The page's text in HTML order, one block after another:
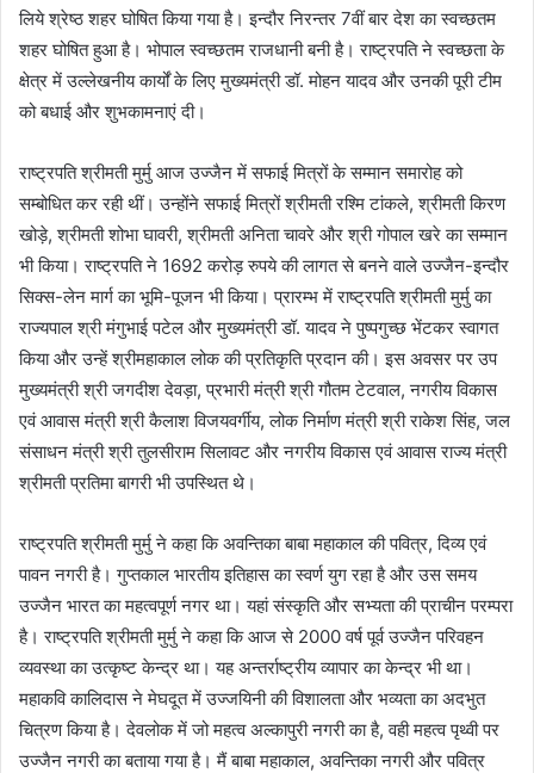
लिये श्रेष्ठ शहर घोषित किया गया है। इन्दौर निरन्तर 7वीं बार देश का स्वच्छतम
शहर घोषित हुआ है। भोपाल स्वच्छतम राजधानी बनी है। राष्ट्रपति ने स्वच्छता के
क्षेत्र में उल्लेखनीय कार्यों के लिए मुख्यमंत्री डॉ. मोहन यादव और उनकी पूरी टीम
को बधाई और शुभकामनाएं दी।
राष्ट्रपति श्रीमती मुर्मु आज उज्जैन में सफाई मित्रों के सम्मान समारोह को
सम्बोधित कर रही थीं। उन्होंने सफाई मित्रों श्रीमती रश्मि टांकले, श्रीमती किरण
खोड़े, श्रीमती शोभा घावरी, श्रीमती अनिता चावरे और श्री गोपाल खरे का सम्मान
भी किया। राष्ट्रपति ने 1692 करोड़ रुपये की लागत से बनने वाले उज्जैन-इन्दौर
सिक्स-लेन मार्ग का भूमि-पूजन भी किया। प्रारम्भ में राष्ट्रपति श्रीमती मुर्मु का
राज्यपाल श्री मंगुभाई पटेल और मुख्यमंत्री डॉ. यादव ने पुष्पगुच्छ भेंटकर स्वागत
किया और उन्हें श्रीमहाकाल लोक की प्रतिकृति प्रदान की। इस अवसर पर उप
मुख्यमंत्री श्री जगदीश देवड़ा, प्रभारी मंत्री श्री गौतम टेटवाल, नगरीय विकास
एवं आवास मंत्री श्री कैलाश विजयवर्गीय, लोक निर्माण मंत्री श्री राकेश सिंह, जल
संसाधन मंत्री श्री तुलसीराम सिलावट और नगरीय विकास एवं आवास राज्य मंत्री
श्रीमती प्रतिमा बागरी भी उपस्थित थे।
राष्ट्रपति श्रीमती मुर्मु ने कहा कि अवन्तिका बाबा महाकाल की पवित्र, दिव्य एवं
पावन नगरी है। गुप्तकाल भारतीय इतिहास का स्वर्ण युग रहा है और उस समय
उज्जैन भारत का महत्वपूर्ण नगर था। यहां संस्कृति और सभ्यता की प्राचीन परम्परा
है। राष्ट्रपति श्रीमती मुर्मु ने कहा कि आज से 2000 वर्ष पूर्व उज्जैन परिवहन
व्यवस्था का उत्कृष्ट केन्द्र था। यह अन्तर्राष्ट्रीय व्यापार का केन्द्र भी था।
महाकवि कालिदास ने मेघदूत में उज्जयिनी की विशालता और भव्यता का अदभुत
चित्रण किया है। देवलोक में जो महत्व अल्कापुरी नगरी का है, वही महत्व पृथ्वी पर
उज्जैन नगरी का बताया गया है। मैं बाबा महाकाल, अवन्तिका नगरी और पवित्र